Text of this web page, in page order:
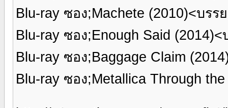
Blu-ray ซอง;Machete (2010)<บร
Blu-ray ซอง;Enough Said
Blu-ray ซอง;Baggage Claim
Blu-ray ซอง;Metallica Through